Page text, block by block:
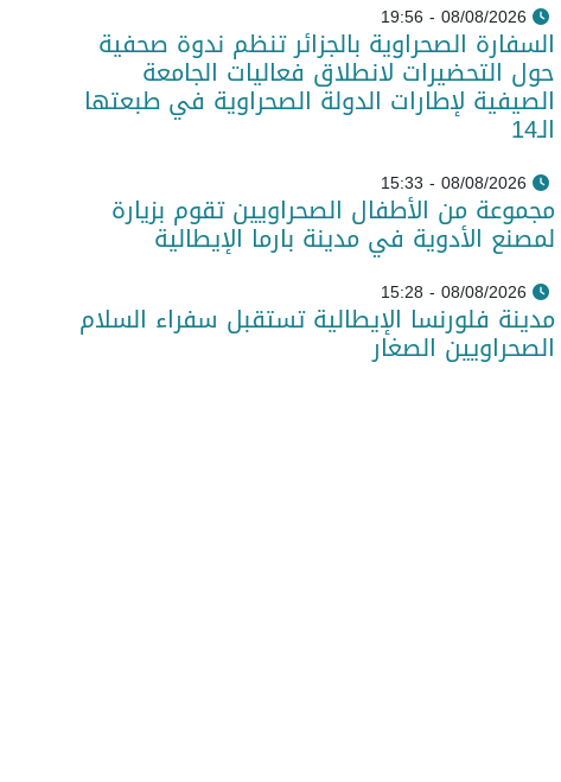
08/08/2026 - 19:56
السفارة الصحراوية بالجزائر تنظم ندوة صحفية
حول التحضيرات لانطلاق فعاليات الجامعة
الصيفية لإطارات الدولة الصحراوية في طبعتها
الـ14
08/08/2026 - 15:33
مجموعة من الأطفال الصحراويين تقوم بزيارة
لمصنع الأدوية في مدينة بارما الإيطالية
08/08/2026 - 15:28
مدينة فلورنسا الإيطالية تستقبل سفراء السلام
الصحراويين الصغار